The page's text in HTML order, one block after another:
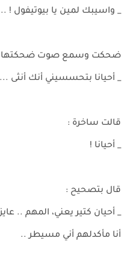
_ واسيبك لمين يا بيوتيفول !
ضحكت وسمع صوت ضحكتها
_ أحيانا بتحسسيني أنك أنثى ...
قالت ساخرة :
_ أحيانا !
قال بتصحيح :
_ أحيان كتير يعني، المهم ..
أنا مأكدلهم أني مسيطر ..